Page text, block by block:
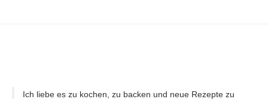
Ich liebe es zu kochen, zu backen und neue Rezepte zu